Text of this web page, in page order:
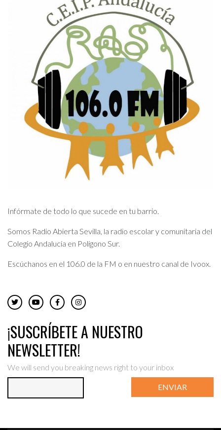
Infórmate de todo lo que sucede en tu barrio.
Somos Radio Abierta Sevilla, la radio escolar y comunitaria del
Colegio Andalucía en Polígono Sur.
Escúchanos en el 106.0 de la FM o en nuestro canal de Ivoox.
¡SUSCRÍBETE A NUESTRO
NEWSLETTER!
We will send you breaking news right to your inbox
ENVIAR